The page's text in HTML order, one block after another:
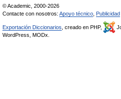
© Academic, 2000-2026
Contacte con nosotros: Apoyo técnico Publicidad
Exportación Diccionarios , creado en PHP,
WordPress, MODx.